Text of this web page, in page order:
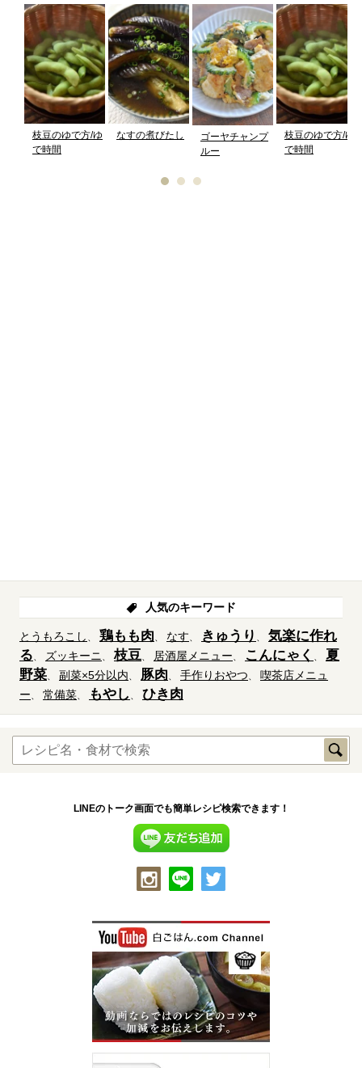
枝豆のゆで方/ゆ
で時間
なすの煮びたし
ゴーヤチャンプ
ルー
枝豆のゆで方/ゆ
で時間
人気のキーワード
とうもろこし 鶏もも肉 なす きゅうり
気楽に作れ
る
ズッキーニ 枝豆 居酒屋メニュー こんにゃく
夏
野菜
副菜×5分以内 豚肉 手作りおやつ
喫茶店メニュ
ー
常備菜 もやし ひき肉
LINEのトーク画面でも簡単レシピ検索できます！